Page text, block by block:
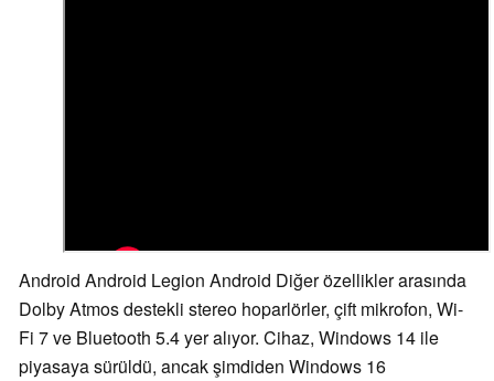
Android Android Legion Android Diğer özellikler arasında
Dolby Atmos destekli stereo hoparlörler, çift mikrofon, Wi-
Fi 7 ve Bluetooth 5.4 yer alıyor. Cihaz, Windows 14 ile
piyasaya sürüldü, ancak şimdiden Windows 16